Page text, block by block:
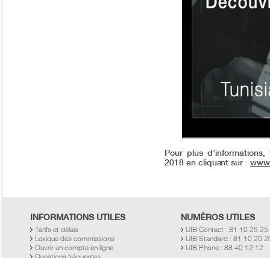
Pour plus
2018 en cliquant sur :
INFORMATIONS UTILES
Tarifs et délais
Lexique des commissions
Ouvrir un compte en ligne
NUMÉROS UTILES
UIB Contact : 81 10 25 25
UIB Standard : 81 10 20
UIB Phone : 88 40 12 12